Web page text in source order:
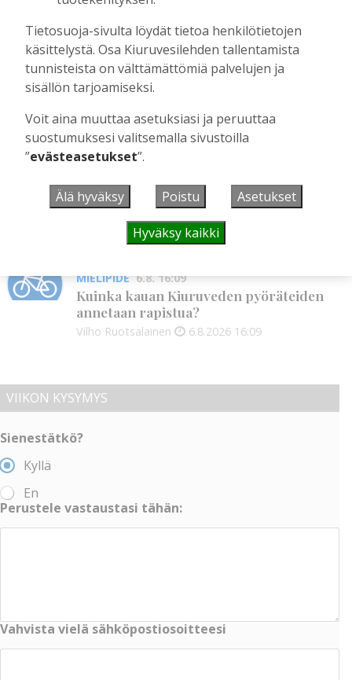
Aku Laatikainen
GOLF 7.8. 11:33
Golftapahtuma tuotti jälleen komeasti
tukea Kiuruveden nuorille – palkittavat
julkaistaan loppuvuodesta
KANSALAISOPISTO 7.8. 9:00
Kansalaisopiston ja Harkka-kerhojen
rehtori Maija-Leena Kemppaisella on
kuitenkin myös huolenaiheita
tulevaisuudesta
Aku Laatikainen 7.8.2026 09:00
MIELIPIDE 6.8. 16:09
Kuinka kauan Kiuruveden pyöräteiden
annetaan rapistua?
Vilho Ruotsalainen 6.8.2026 16:09
VIIKON KYSYMYS
Sienestätkö?
Kyllä
En
Perustele vastaustasi tähän:
Vahvista vielä sähköpostiosoitteesi
Tietosuoja-sivulta löydät tietoa henkilötietojen
käsittelystä. Osa Kiuruvesilehden tallentamista
tunnisteista on välttämättömiä palvelujen ja
sisällön tarjoamiseksi.
Voit aina muuttaa asetuksiasi ja peruuttaa
suostumuksesi valitsemalla sivustoilla
”evästeasetukset”.
Älä hyväksy Poistu Asetukset
Hyväksy kaikki